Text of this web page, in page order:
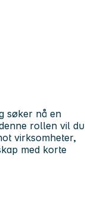
søker nå en
rollen vil du
virksomheter,
med korte